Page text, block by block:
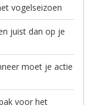
vogelseizoen
juist dan op je
moet je actie
voor het